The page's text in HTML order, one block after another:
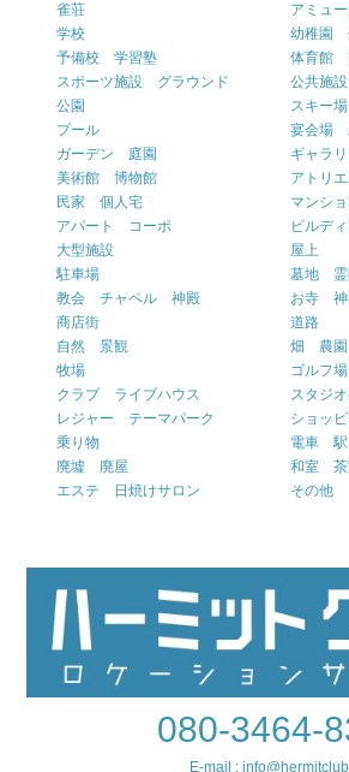
雀荘
アミュ
学校
幼稚園
予備校 学習塾
体育館
スポーツ施設 グラウンド
公共施設
公園
スキー
プール
宴会場
ガーデン 庭園
ギャラ
美術館 博物館
アトリ
民家 個人宅
マンシ
アパート コーポ
ビルデ
大型施設
屋上
駐車場
墓地 霊
教会 チャペル 神殿
お寺 神
商店街
道路
自然 景観
畑 農園
牧場
ゴルフ場
クラブ ライブハウス
スタジ
レジャー テーマパーク
ショッ
乗り物
電車 駅
廃墟 廃屋
和室 茶
エステ 日焼けサロン
その他
080-3464-
E-mail :